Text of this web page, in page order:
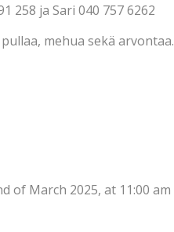
258 ja Sari 040 757 6262
mehua sekä
of March 2025, at 11:00